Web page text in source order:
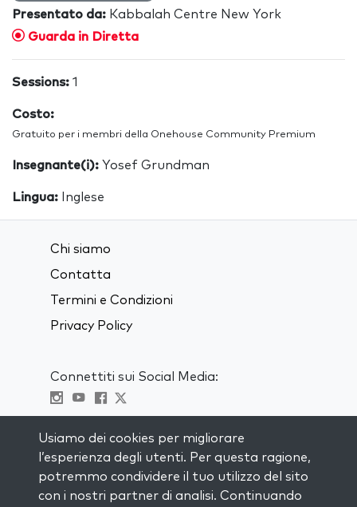
Presentato da: Kabbalah Centre New York
Guarda in Diretta
Sessions: 1
Costo:
Gratuito per i membri della Onehouse Community Premium
Insegnante(i): Yosef Grundman
Lingua: Inglese
Chi siamo
Contatta
Termini e Condizioni
Privacy Policy
Connettiti sui Social Media:
RIMANI AGGIORNATO
Iscriviti alla nostra mailing list e ricevi
Usiamo dei cookies per migliorare
l’esperienza degli utenti. Per questa ragione,
potremmo condividere il tuo utilizzo del sito
con i nostri partner di analisi. Continuando